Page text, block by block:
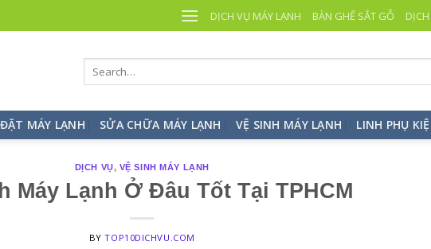
DỊCH VỤ MÁY LẠNH BÀN GHẾ SẮT GỖ
MÁY LẠNH SỬA CHỮA MÁY LẠNH VỆ SINH MÁY LẠNH LINH PHỤ
DỊCH VỤ, VỆ SINH MÁY LẠNH
Máy Lạnh Ở Đâu Tốt Tại TPHCM
BYTOP10DICHVU.COM